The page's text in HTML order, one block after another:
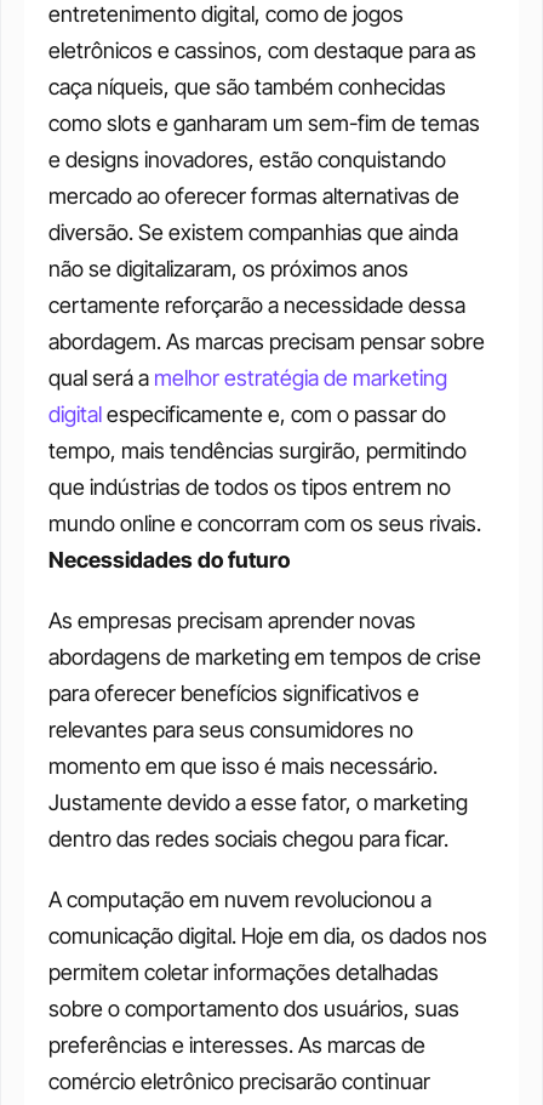
entretenimento digital, como de jogos
eletrônicos e cassinos, com destaque para as
caça níqueis, que são também conhecidas
como slots e ganharam um sem-fim de temas
e designs inovadores, estão conquistando
mercado ao oferecer formas alternativas de
diversão. Se existem companhias que ainda
não se digitalizaram, os próximos anos
certamente reforçarão a necessidade dessa
abordagem. As marcas precisam pensar sobre
qual será a melhor estratégia de marketing
digital especificamente e, com o passar do
tempo, mais tendências surgirão, permitindo
que indústrias de todos os tipos entrem no
Necessidades do futuro
As empresas precisam aprender novas
abordagens de marketing em tempos de crise
para oferecer benefícios significativos e
relevantes para seus consumidores no
momento em que isso é mais necessário.
Justamente devido a esse fator, o marketing
dentro das redes sociais chegou para ficar.
A computação em nuvem revolucionou a
comunicação digital. Hoje em dia, os dados nos
permitem coletar informações detalhadas
sobre o comportamento dos usuários, suas
preferências e interesses. As marcas de
comércio eletrônico precisarão continuar